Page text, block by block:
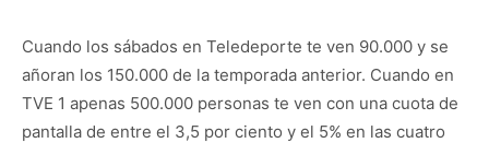
Cuando los sábados en Teledeporte te ven 90.000 y se
añoran los 150.000 de la temporada anterior. Cuando en
TVE 1 apenas 500.000 personas te ven con una cuota de
pantalla de entre el 3,5 por ciento y el 5% en las cuatro